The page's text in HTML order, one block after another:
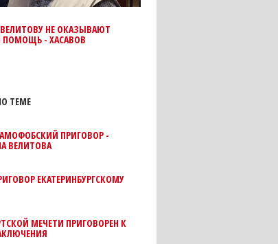
НЕ ОКАЗЫВАЮТ
- ХАСАВОВ
ТЕМЕ
ПРИГОВОР -
ВЕЛИТОВА
ЕКАТЕРИНБУРГСКОМУ
МЕЧЕТИ ПРИГОВОРЕН К